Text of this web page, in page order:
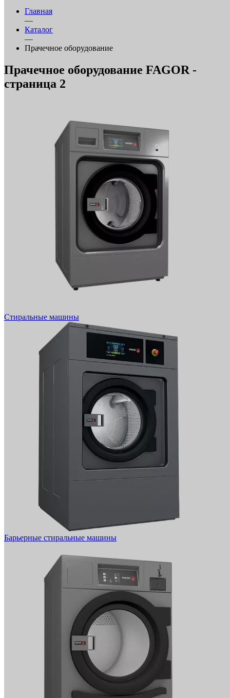
Главная
—
Каталог
—
Прачечное оборудование
Прачечное оборудование FAGOR -
страница 2
Стиральные машины
Барьерные стиральные машины